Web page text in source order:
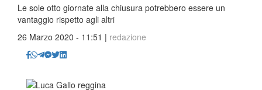
Le sole otto giornate alla chiusura potrebbero essere un
vantaggio rispetto agli altri
26 Marzo 2020 - 11:51 | redazione